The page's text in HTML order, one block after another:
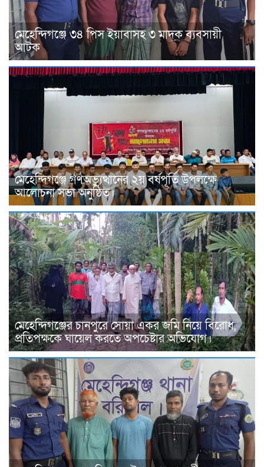
মেহেন্দিগঞ্জে ৩৪ পিস ইয়াবাসহ ৩ মাদক ব্যবসায়ী
আটক
মেহেন্দিগঞ্জে গণঅভ্যুত্থানের ২য় বর্ষপূর্তি উপলক্ষে
আলোচনা সভা অনুষ্ঠিত।
মেহেন্দিগঞ্জের চানপুরে সোয়া একর জমি নিয়ে বিরোধ,
প্রতিপক্ষকে ঘায়েল করতে অপচেষ্টার অভিযোগ।